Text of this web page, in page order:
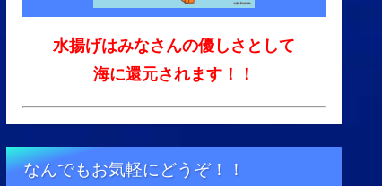
水揚げはみなさんの優しさとして
海に還元されます！！
なんでもお気軽にどうぞ！！